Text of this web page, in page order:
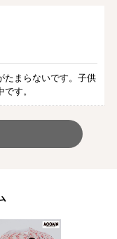
たまらないです。子供
す。